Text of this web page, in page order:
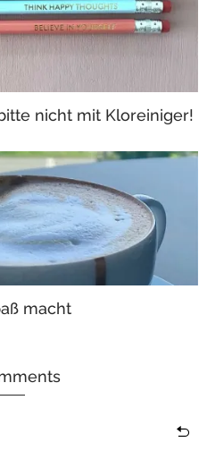
nicht mit Kloreiniger!
macht